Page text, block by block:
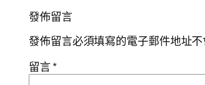
發佈留言
發佈留言必須填寫的電子郵件地址不
留言*